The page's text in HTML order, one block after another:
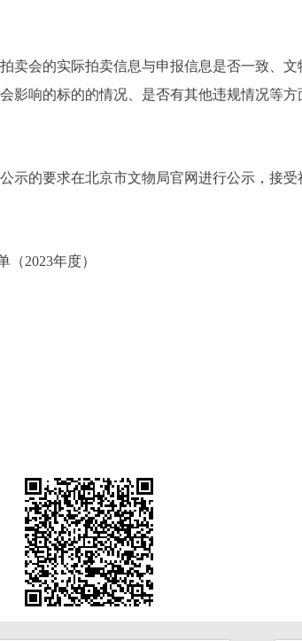
会的实际拍卖信息与申报信息是否一致、文
影响的标的的情况、是否有其他违规情况等方
的要求在北京市文物局官网进行公示，接受
2023年度）